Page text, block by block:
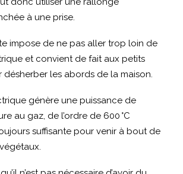
à une prise.
impose de ne pas aller trop loin de
et convient de fait aux petits
désherber les abords de la maison.
génère une puissance de
au gaz, de l’ordre de 600 °C
suffisante pour venir à bout de